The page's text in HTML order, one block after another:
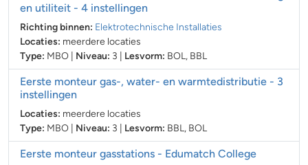
en utiliteit - 4 instellingen
Richting binnen: Elektrotechnische Installaties
Locaties: meerdere locaties
Type: MBO Niveau: 3 Lesvorm: BOL, BBL
Eerste monteur gas-, water- en warmtedistributie - 3
instellingen
Locaties: meerdere locaties
Type: MBO Niveau: 3 Lesvorm: BBL, BOL
Eerste monteur gasstations - Edumatch College